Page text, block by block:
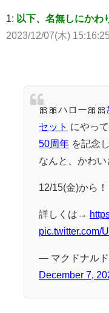
1: 以下、名無しにかわ
2023/12/07(木)
🎀🎀ハロー🎀🎀
セット にやっ
50周年 を記念
なんと、かわい
12/15(金)から！
詳しくは→
pic.twitter.com/
— マクドナル
December 7,